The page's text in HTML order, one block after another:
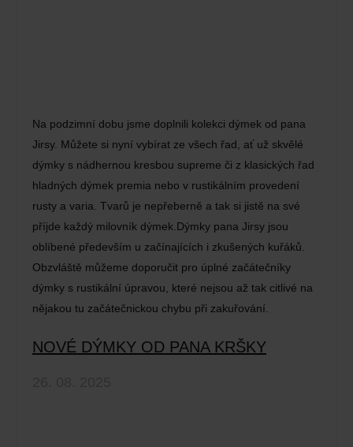
Na podzimní dobu jsme doplnili kolekci dýmek od pana
Jirsy. Můžete si nyní vybírat ze všech řad, ať už skvělé
dýmky s nádhernou kresbou supreme či z klasických řad
hladných dýmek premia nebo v rustikálním provedení
rusty a varia. Tvarů je nepřeberně a tak si jistě na své
příjde každý milovník dýmek.Dýmky pana Jirsy jsou
oblíbené především u začínajících i zkušených kuřáků.
Obzvláště můžeme doporučit pro úplné začátečníky
dýmky s rustikální úpravou, které nejsou až tak citlivé na
nějakou tu začátečnickou chybu při zakuřování.
NOVÉ DÝMKY OD PANA KRŠKY